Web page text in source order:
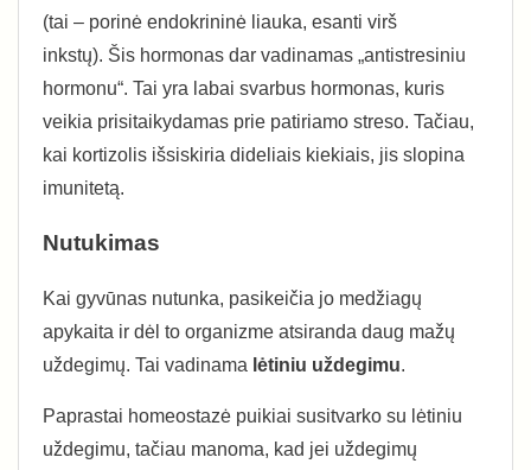
(tai – porinė endokrininė liauka, esanti virš
inkstų). Šis hormonas dar vadinamas „antistresiniu
hormonu“. Tai yra labai svarbus hormonas, kuris
veikia prisitaikydamas prie patiriamo streso. Tačiau,
kai kortizolis išsiskiria dideliais kiekiais, jis slopina
imunitetą.
Nutukimas
Kai gyvūnas nutunka, pasikeičia jo medžiagų
apykaita ir dėl to organizme atsiranda daug mažų
uždegimų. Tai vadinama lėtiniu uždegimu.
Paprastai homeostazė puikiai susitvarko su lėtiniu
uždegimu, tačiau manoma, kad jei uždegimų